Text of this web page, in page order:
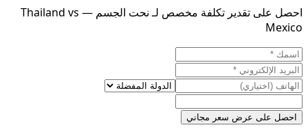
احصل على تقدير تكلفة مخصص لـ نحت الجسم — Thailand vs
Mexico
احصل على عرض سعر مجاني